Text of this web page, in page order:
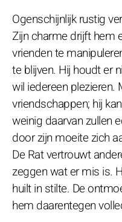
Ogenschijnlijk rustig
Zijn charme drijft hem
vrienden te
te blijven. Hij houdt er
wil iedereen plezieren.
vriendschappen; hij
weinig daarvan zullen
door zijn moeite zich
De Rat vertrouwt
zeggen wat er mis is.
huilt in stilte. De
hem daarentegen